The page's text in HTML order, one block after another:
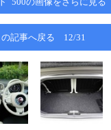
の記事へ戻る 12/31